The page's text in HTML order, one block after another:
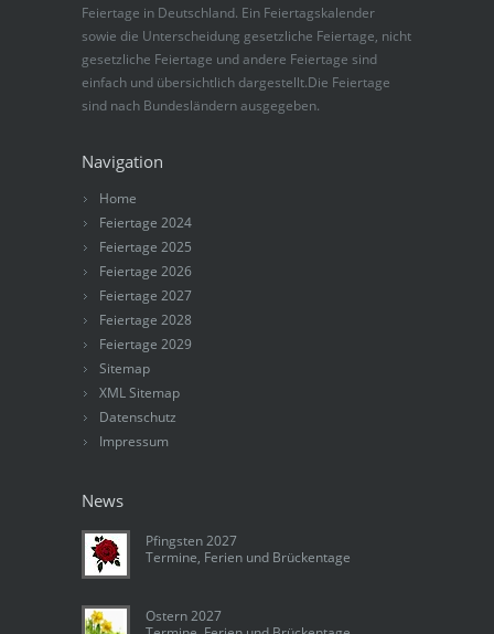
Feiertage in Deutschland. Ein Feiertagskalender
sowie die Unterscheidung gesetzliche Feiertage, nicht
gesetzliche Feiertage und andere Feiertage sind
einfach und übersichtlich dargestellt.Die Feiertage
sind nach Bundesländern ausgegeben.
Navigation
Home
Feiertage 2024
Feiertage 2025
Feiertage 2026
Feiertage 2027
Feiertage 2028
Feiertage 2029
Sitemap
XML Sitemap
Datenschutz
Impressum
News
Pfingsten 2027
Termine, Ferien und Brückentage
Ostern 2027